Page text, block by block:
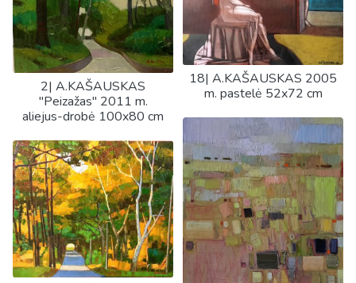
2| A.KAŠAUSKAS
"Peizažas" 2011 m.
aliejus-drobė 100x80 cm
18| A.KAŠAUSKAS 2005
m. pastelė 52x72 cm